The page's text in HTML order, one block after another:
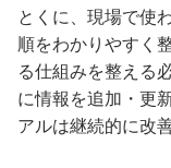
とくに、現場で使
順をわかりやすく
る仕組みを整える
に情報を追加・更
アルは継続的に改